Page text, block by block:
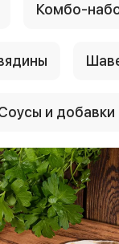
Комбо-
и добавки